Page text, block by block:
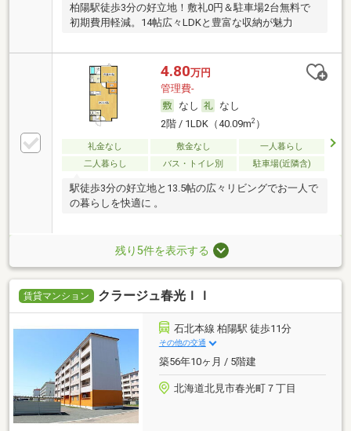
柏陽駅徒歩3分の好立地！敷礼0円＆駐車場2台無料で
初期費用軽減。14帖広々LDKと豊富な収納が魅力
4.80万円
管理費-
なし
なし
2階 / 1LDK（40.09m2）
礼金なし 敷金なし
一人暮らし
二人暮らし
バス・トイレ別 駐車場(近隣含)
駅徒歩3分の好立地と13.5帖の広々リビングでお一人で
の暮らしを快適に 。
残り5件を表示する
賃貸マンション クラージュ春光ＩＩ
石北本線 柏陽駅 徒歩11分
その他の交通
築56年10ヶ月 / 5階建
北海道北見市春光町７丁目